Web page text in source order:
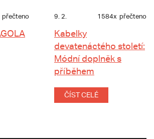
přečteno 9. 2. 1584x přečteno
Kabelky
devatenáctého století:
Módní doplněk s
příběhem
ČÍST CELÉ